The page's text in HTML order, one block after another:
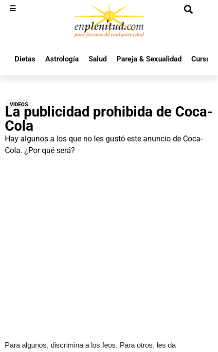
Dietas Astrología Salud Pareja & Sexualidad Cursos
VIDEOS
La publicidad prohibida de Coca-
Cola
Hay algunos a los que no les gustó este anuncio de Coca-
Cola. ¿Por qué será?
Para algunos, discrimina a los feos. Para otros, les da